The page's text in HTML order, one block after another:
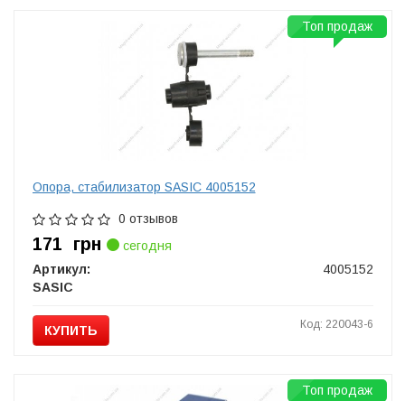
Опора, стабилизатор SASIC 4005152
0 отзывов
171 грн
сегодня
Артикул:
4005152
SASIC
КУПИТЬ Код: 220043-6
Топ продаж
Топ продаж